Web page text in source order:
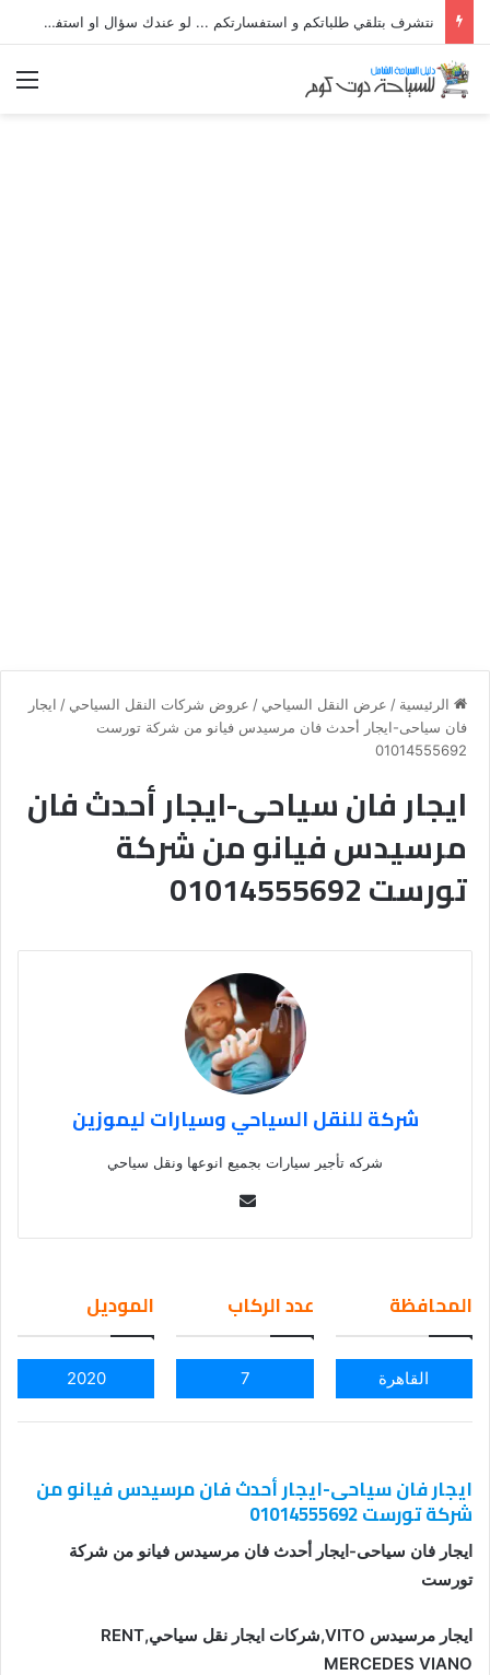
نتشرف بتلقي طلباتكم و استفسارتكم ... لو عندك سؤال او استفسار ماتدرددش فى طلب المساعدة
الرئيسية / عرض النقل السياحي / عروض شركات النقل السياحي / ايجار
فان سياحى-ايجار أحدث فان مرسيدس فيانو من شركة تورست
01014555692
ايجار فان سياحى-ايجار أحدث فان
مرسيدس فيانو من شركة
تورست 01014555692
شركة للنقل السياحي وسيارات ليموزين
شركه تأجير سيارات بجميع انوعها ونقل سياحي
ail
المحافظة
القاهرة
عدد الركاب
7
الموديل
2020
ايجار فان سياحى-ايجار أحدث فان مرسيدس فيانو من
شركة تورست 01014555692
ايجار فان سياحى-ايجار أحدث فان مرسيدس فيانو من شركة
تورست
ايجار مرسيدس
VITO,شركات ايجار نقل سياحي,RENT
MERCEDES VIANO